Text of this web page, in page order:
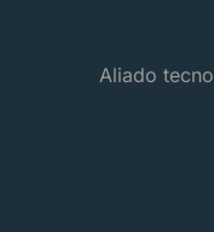
Aliado